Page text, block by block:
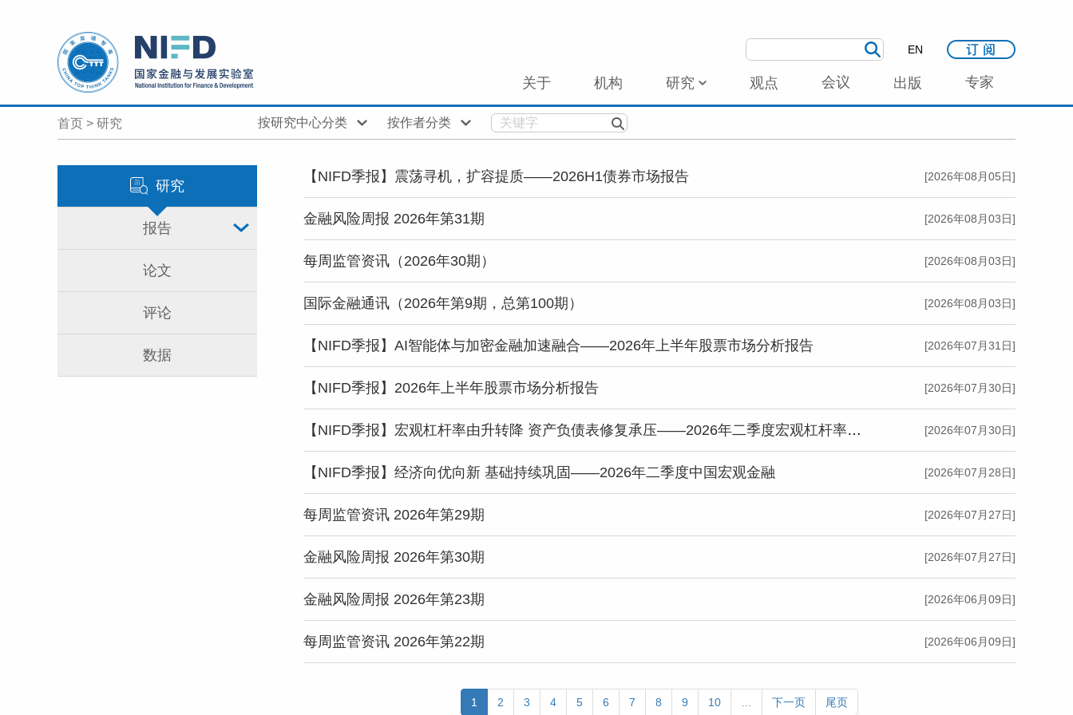
EN
关于 机构 研究 观点 会议 出版 专家
首页 > 研究 按研究中心分类 按作者分类
研究
报告
论文
评论
数据
【NIFD季报】震荡寻机，扩容提质——2026H1债券市场报告 [2026年08月05日]
金融风险周报 2026年第31期 [2026年08月03日]
每周监管资讯（2026年30期） [2026年08月03日]
国际金融通讯（2026年第9期，总第100期） [2026年08月03日]
【NIFD季报】AI智能体与加密金融加速融合——2026年上半年股票市场分析报告 [2026年07月31日]
【NIFD季报】2026年上半年股票市场分析报告 [2026年07月30日]
【NIFD季报】宏观杠杆率由升转降 资产负债表修复承压——2026年二季度宏观杠杆率报告 [2026年07月30日]
【NIFD季报】经济向优向新 基础持续巩固——2026年二季度中国宏观金融 [2026年07月28日]
每周监管资讯 2026年第29期 [2026年07月27日]
金融风险周报 2026年第30期 [2026年07月27日]
金融风险周报 2026年第23期 [2026年06月09日]
每周监管资讯 2026年第22期 [2026年06月09日]
1 2 3 4 5 6 7 8 9 10 … 下一页 尾页